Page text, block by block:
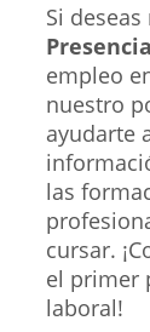
Si
empleo
nuestro
ayudarte
las
cursar.
el primer
laboral!